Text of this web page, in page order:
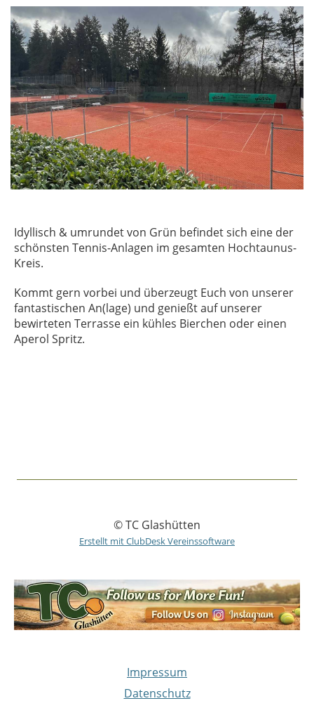
Idyllisch & umrundet von Grün befindet sich eine der
schönsten Tennis-Anlagen im gesamten Hochtaunus-
Kreis.
Kommt gern vorbei und überzeugt Euch von unserer
fantastischen An(lage) und genießt auf unserer
bewirteten Terrasse ein kühles Bierchen oder einen
Aperol Spritz.
© TC Glashütten
Erstellt mit ClubDesk Vereinssoftware
Impressum
Datenschutz